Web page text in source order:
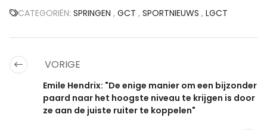
CATEGORIËN: SPRINGEN , GCT , SPORTNIEUWS , LGCT
VORIGE
Emile Hendrix: "De enige manier om een bijzonder
paard naar het hoogste niveau te krijgen is door
ze aan de juiste ruiter te koppelen"